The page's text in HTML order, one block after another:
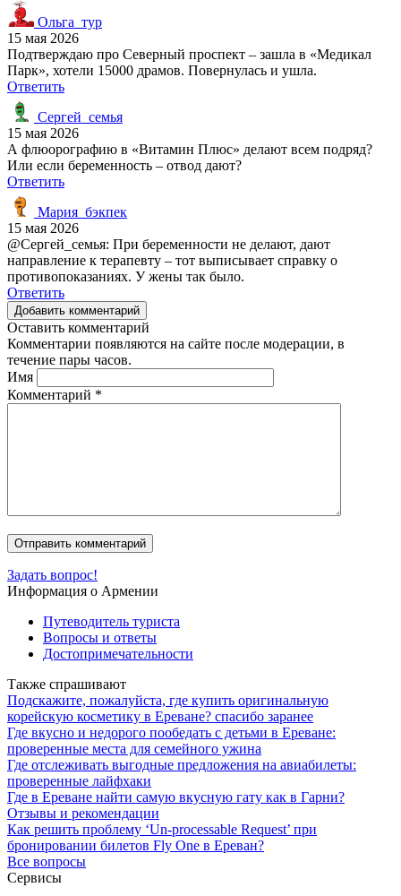
Ольга_тур
15 мая 2026
Подтверждаю про Северный проспект – зашла в «Медикал
Парк», хотели 15000 драмов. Повернулась и ушла.
Ответить
Сергей_семья
15 мая 2026
А флюорографию в «Витамин Плюс» делают всем подряд?
Или если беременность – отвод дают?
Ответить
Мария_бэкпек
15 мая 2026
@Сергей_семья: При беременности не делают, дают
направление к терапевту – тот выписывает справку о
противопоказаниях. У жены так было.
Ответить
Добавить комментарий
Оставить комментарий
Комментарии появляются на сайте после модерации, в
течение пары часов.
Имя
Комментарий *
Задать вопрос!
Информация о Армении
Путеводитель туриста
Вопросы и ответы
Достопримечательности
Также спрашивают
Подскажите, пожалуйста, где купить оригинальную
корейскую косметику в Ереване? спасибо заранее
Где вкусно и недорого пообедать с детьми в Ереване:
проверенные места для семейного ужина
Где отслеживать выгодные предложения на авиабилеты:
проверенные лайфхаки
Где в Ереване найти самую вкусную гату как в Гарни?
Отзывы и рекомендации
Как решить проблему ‘Un-processable Request’ при
бронировании билетов Fly One в Ереван?
Все вопросы
Сервисы